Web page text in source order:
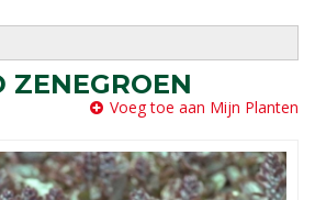
ZENEGROEN
Voeg toe aan Mijn Planten